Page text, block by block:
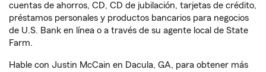
cuentas de ahorros, CD, CD de jubilación, tarjetas de crédito,
préstamos personales y productos bancarios para negocios
de U.S. Bank en línea o a través de su agente local de State
Farm.
Hable con Justin McCain en Dacula, GA, para obtener más